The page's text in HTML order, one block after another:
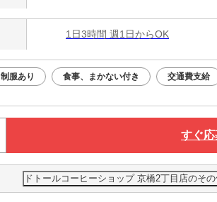
1日3時間 週1日からOK
制服あり 食事、まかない付き 交通費支給
すぐ
ドトールコーヒーショップ 京橋2丁目店のそ